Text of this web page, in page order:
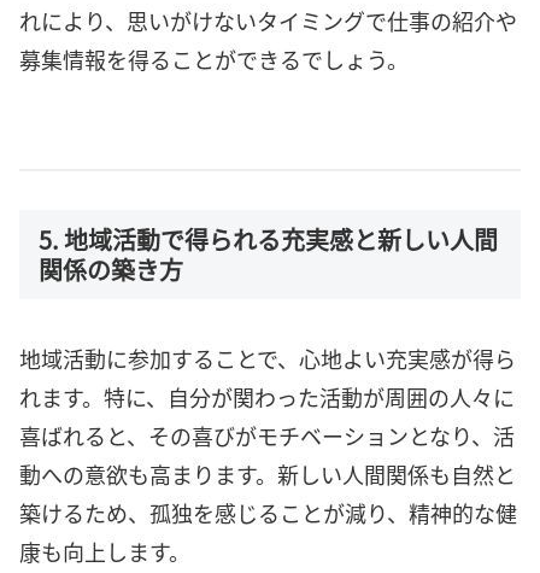
れにより、思いがけないタイミングで仕事の紹介や
募集情報を得ることができるでしょう。
5. 地域活動で得られる充実感と新しい人間
関係の築き方
地域活動に参加することで、心地よい充実感が得ら
れます。特に、自分が関わった活動が周囲の人々に
喜ばれると、その喜びがモチベーションとなり、活
動への意欲も高まります。新しい人間関係も自然と
築けるため、孤独を感じることが減り、精神的な健
康も向上します。